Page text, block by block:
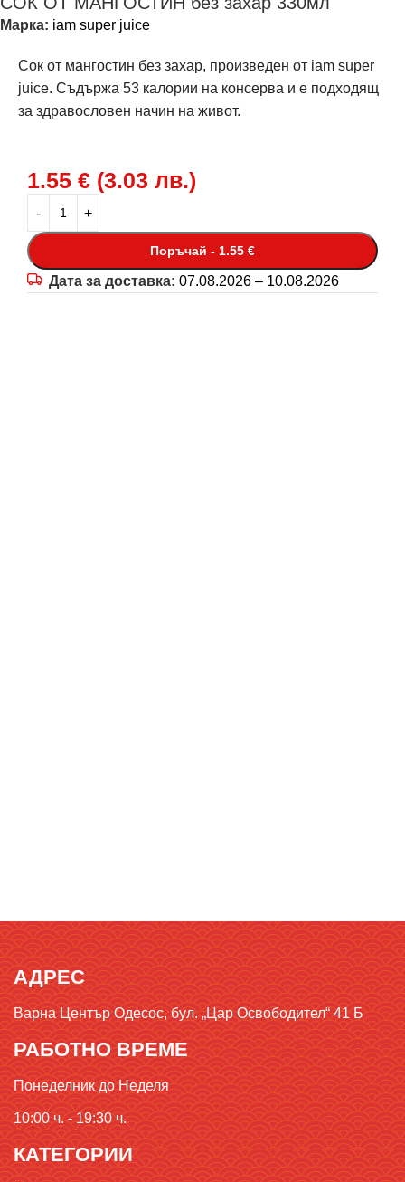
Марка: iam super juice
Сок от мангостин без захар, произведен от iam super
juice. Съдържа 53 калории на консерва и е подходящ
за здравословен начин на живот.
1.55 € (3.03 лв.)
Поръчай - 1.55 €
Дата за доставка: 07.08.2026 – 10.08.2026
АДРЕС
Варна Център Одесос, бул. „Цар Освободител“ 41 Б
РАБОТНО ВРЕМЕ
Понеделник до Неделя
10:00 ч. - 19:30 ч.
КАТЕГОРИИ